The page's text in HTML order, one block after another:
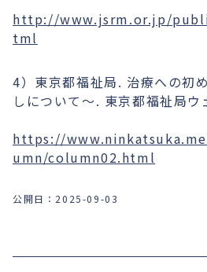
http://www.jsrm.or.jp/
tml
4）東京都福祉局. 治療への初
しについて～. 東京都福祉局ウ
https://
umn/column02.html
公開日： 2025-09-03